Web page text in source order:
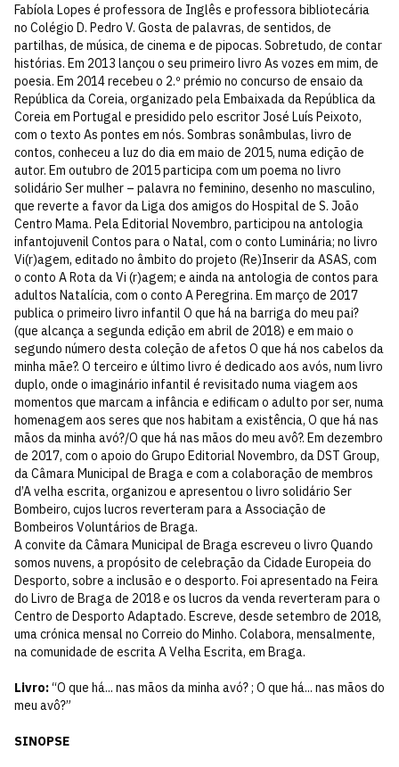
Fabíola Lopes é professora de Inglês e professora bibliotecária
no Colégio D. Pedro V. Gosta de palavras, de sentidos, de
partilhas, de música, de cinema e de pipocas. Sobretudo, de contar
histórias. Em 2013 lançou o seu primeiro livro As vozes em mim, de
poesia. Em 2014 recebeu o 2.º prémio no concurso de ensaio da
República da Coreia, organizado pela Embaixada da República da
Coreia em Portugal e presidido pelo escritor José Luís Peixoto,
com o texto As pontes em nós. Sombras sonâmbulas, livro de
contos, conheceu a luz do dia em maio de 2015, numa edição de
autor. Em outubro de 2015 participa com um poema no livro
solidário Ser mulher – palavra no feminino, desenho no masculino,
que reverte a favor da Liga dos amigos do Hospital de S. João
Centro Mama. Pela Editorial Novembro, participou na antologia
infantojuvenil Contos para o Natal, com o conto Luminária; no livro
Vi(r)agem, editado no âmbito do projeto (Re)Inserir da ASAS, com
o conto A Rota da Vi (r)agem; e ainda na antologia de contos para
adultos Natalícia, com o conto A Peregrina. Em março de 2017
publica o primeiro livro infantil O que há na barriga do meu pai?
(que alcança a segunda edição em abril de 2018) e em maio o
segundo número desta coleção de afetos O que há nos cabelos da
minha mãe?. O terceiro e último livro é dedicado aos avós, num livro
duplo, onde o imaginário infantil é revisitado numa viagem aos
momentos que marcam a infância e edificam o adulto por ser, numa
homenagem aos seres que nos habitam a existência, O que há nas
mãos da minha avó?/O que há nas mãos do meu avô?. Em dezembro
de 2017, com o apoio do Grupo Editorial Novembro, da DST Group,
da Câmara Municipal de Braga e com a colaboração de membros
d’A velha escrita, organizou e apresentou o livro solidário Ser
Bombeiro, cujos lucros reverteram para a Associação de
Bombeiros Voluntários de Braga.
A convite da Câmara Municipal de Braga escreveu o livro Quando
somos nuvens, a propósito de celebração da Cidade Europeia do
Desporto, sobre a inclusão e o desporto. Foi apresentado na Feira
do Livro de Braga de 2018 e os lucros da venda reverteram para o
Centro de Desporto Adaptado. Escreve, desde setembro de 2018,
uma crónica mensal no Correio do Minho. Colabora, mensalmente,
na comunidade de escrita A Velha Escrita, em Braga.
Livro:“O que há... nas mãos da minha avó? ; O que há... nas mãos do
meu avô?”
SINOPSE